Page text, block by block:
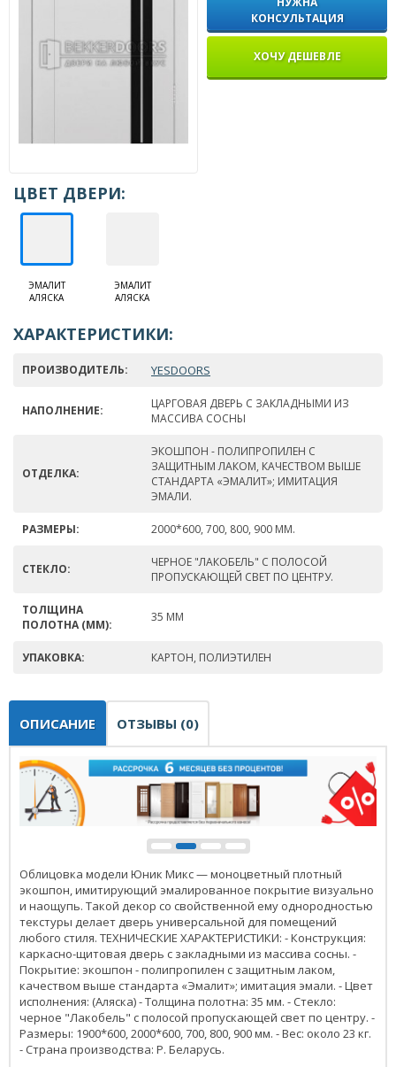
КОНСУЛЬТАЦИЯ
ХОЧУ ДЕШЕВЛЕ
ЦВЕТ ДВЕРИ:
ЭМАЛИТ
АЛЯСКА
ЭМАЛИТ
АЛЯСКА
ХАРАКТЕРИСТИКИ:
ПРОИЗВОДИТЕЛЬ: YESDOORS
НАПОЛНЕНИЕ:
ЦАРГОВАЯ ДВЕРЬ С ЗАКЛАДНЫМИ ИЗ
МАССИВА СОСНЫ
ОТДЕЛКА:
ЭКОШПОН - ПОЛИПРОПИЛЕН С
ЗАЩИТНЫМ ЛАКОМ, КАЧЕСТВОМ ВЫШЕ
СТАНДАРТА «ЭМАЛИТ»; ИМИТАЦИЯ
ЭМАЛИ.
РАЗМЕРЫ: 2000*600, 700, 800, 900 ММ.
СТЕКЛО:
ЧЕРНОЕ "ЛАКОБЕЛЬ" С ПОЛОСОЙ
ПРОПУСКАЮЩЕЙ СВЕТ ПО ЦЕНТРУ.
ТОЛЩИНА
ПОЛОТНА (ММ):
35 ММ
УПАКОВКА: КАРТОН, ПОЛИЭТИЛЕН
ОПИСАНИЕ ОТЗЫВЫ (0)
Облицовка модели Юник Микс — моноцветный плотный
экошпон, имитирующий эмалированное покрытие визуально
и наощупь. Такой декор со свойственной ему однородностью
текстуры делает дверь универсальной для помещений
любого стиля. ТЕХНИЧЕСКИЕ ХАРАКТЕРИСТИКИ: - Конструкция:
каркасно-щитовая дверь с закладными из массива сосны. -
Покрытие: экошпон - полипропилен с защитным лаком,
качеством выше стандарта «Эмалит»; имитация эмали. - Цвет
исполнения: (Аляска) - Толщина полотна: 35 мм. - Стекло:
черное "Лакобель" с полосой пропускающей свет по центру. -
Размеры: 1900*600, 2000*600, 700, 800, 900 мм. - Вес: около 23 кг.
- Страна производства: Р. Беларусь.